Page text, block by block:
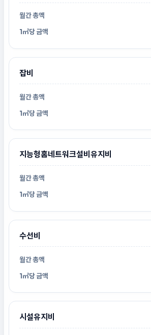
잡비
지능형홈네트워크설비유지비
수선비
시설유지비